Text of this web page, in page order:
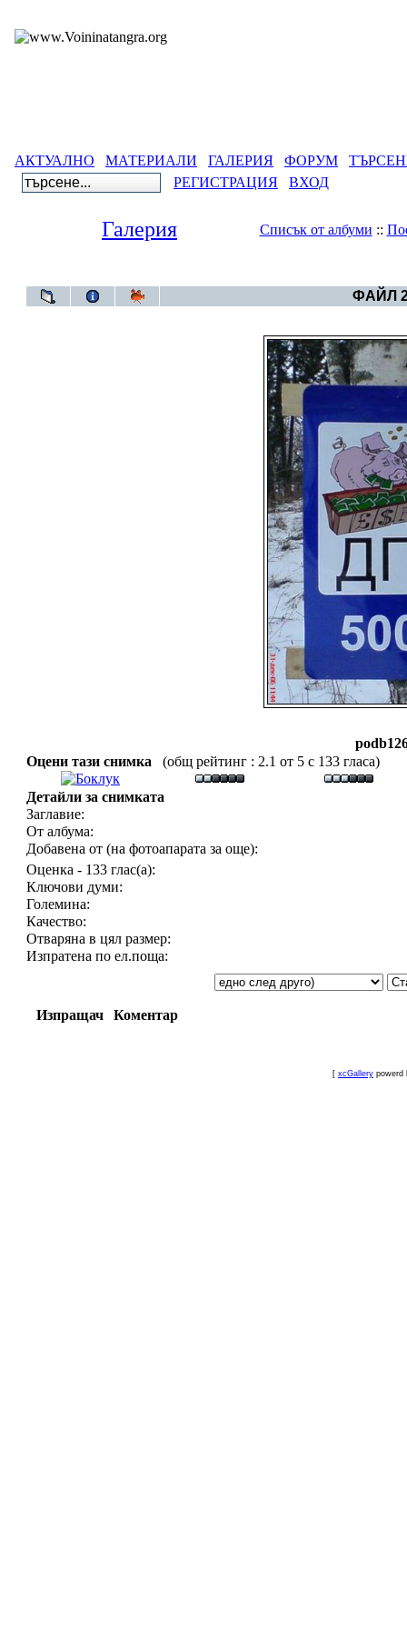
АКТУАЛНО МАТЕРИАЛИ ГАЛЕРИЯ ФОРУМ
РЕГИСТРАЦИЯ
ВХОД
Галерия Списък от албуми ::
ФАЙЛ
Оцени тази снимка
(общ рейтинг : 2.1 от 5 с 133 гласа)
Детайли за снимката
Заглавие:
От албума:
Добавена от (на фотоапарата за още):
Оценка - 133 глас(а):
Ключови думи:
Големина:
Качество:
Отваряна в цял размер:
Изпратена по ел.поща:
Изпращач Коментар
[ xcGallery